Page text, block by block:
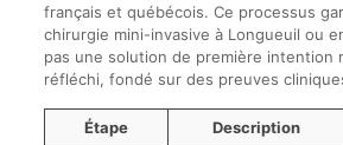
français et québécois. Ce processus
chirurgie mini-invasive à Longueuil ou
pas une solution de première intention
réfléchi, fondé sur des preuves
Étape Description